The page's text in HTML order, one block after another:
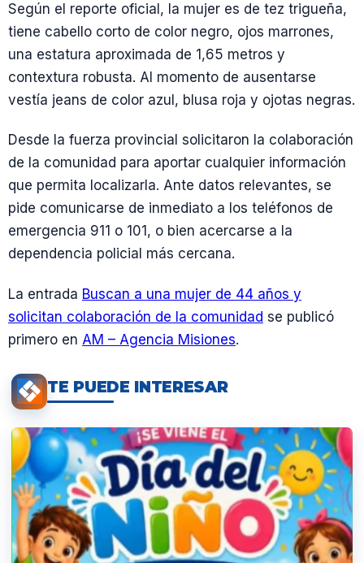
Según el reporte oficial, la mujer es de tez trigueña,
tiene cabello corto de color negro, ojos marrones,
una estatura aproximada de 1,65 metros y
contextura robusta. Al momento de ausentarse
vestía jeans de color azul, blusa roja y ojotas negras.
Desde la fuerza provincial solicitaron la colaboración
de la comunidad para aportar cualquier información
que permita localizarla. Ante datos relevantes, se
pide comunicarse de inmediato a los teléfonos de
emergencia 911 o 101, o bien acercarse a la
dependencia policial más cercana.
La entrada Buscan a una mujer de 44 años y
solicitan colaboración de la comunidad se publicó
primero en AM – Agencia Misiones.
TE PUEDE INTERESAR